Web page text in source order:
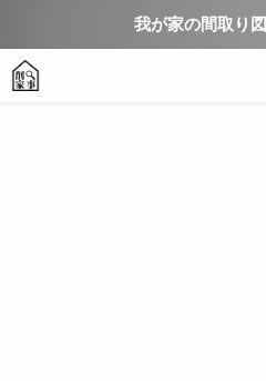
我が家の間取り図